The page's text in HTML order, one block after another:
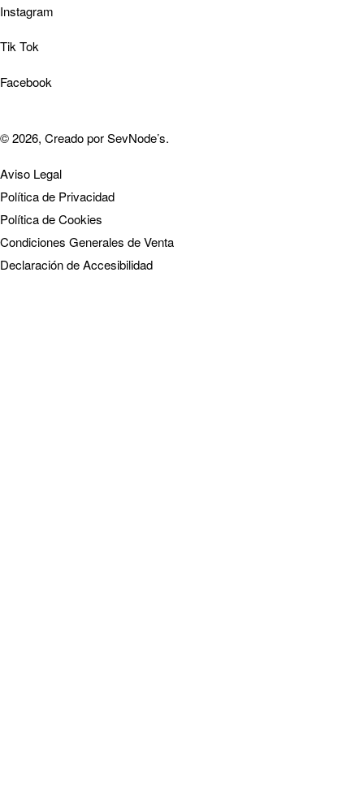
Instagram
Tik Tok
Facebook
© 2026, Creado porSevNode’s.
Aviso Legal
Política de Privacidad
Política de Cookies
Condiciones Generales de Venta
Declaración de Accesibilidad